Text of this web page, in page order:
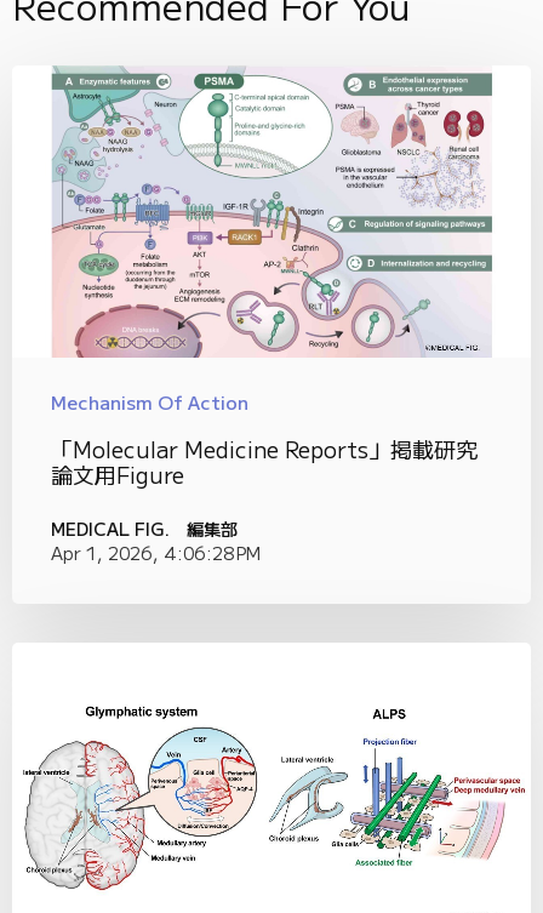
Mechanism Of Action
「Molecular Medicine Reports」掲載研究
論文用Figure
MEDICAL FIG. 編集部
Apr 1, 2026, 4:06:28 PM